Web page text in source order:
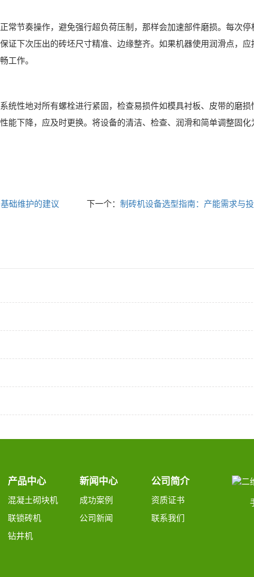
常节奏操作，避免强行超负荷压制，那样会加速部件磨损。每次
证下次压出的砖坯尺寸精准、边缘整齐。如果机器使用润滑点，应
工作。
统性地对所有螺栓进行紧固，检查易损件如模具衬板、皮带的磨损
能下降，应及时更换。将设备的清洁、检查、润滑和简单调整固
础维护的建议 下一个：制砖机设备选型指南：产能需求与
产品中心
混凝土砌块机
联锁砖机
钻井机
新闻中心
成功案例
公司新闻
公司简介
资质证书
联系我们